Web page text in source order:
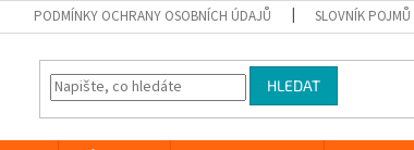
PODMÍNKY OCHRANY OSOBNÍCH ÚDAJŮ SLOVNÍK POJMŮ
HLEDAT